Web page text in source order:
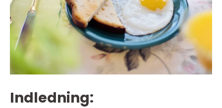
Indledning: